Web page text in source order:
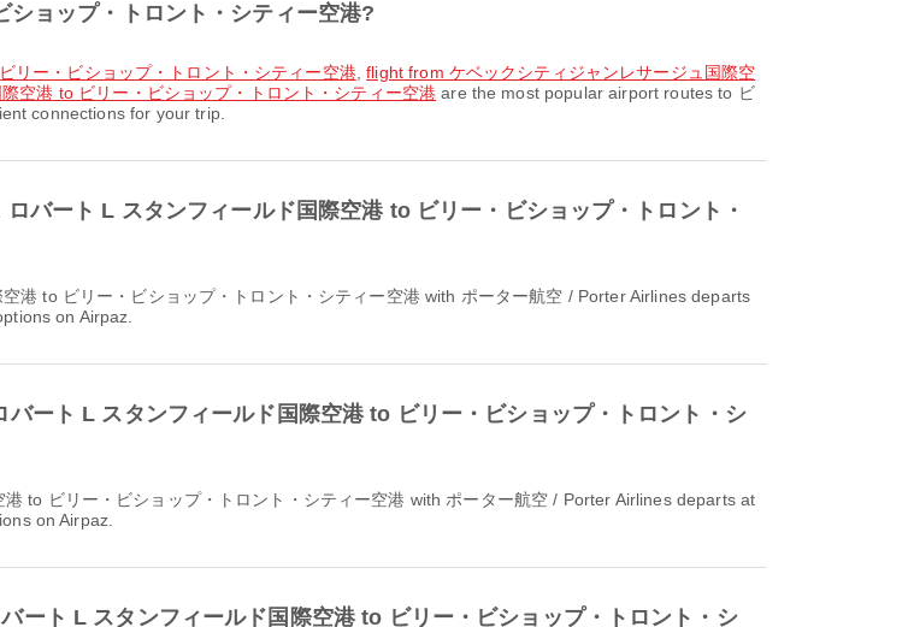
ョップ・トロント・シティー空港?
リー・ビショップ・トロント・シティー空港,flight from ケベックシティジャンレサージュ国際空
空港 to ビリー・ビショップ・トロント・シティー空港 are the most popular airport routes to ビ
connections for your trip.
ート L スタンフィールド国際空港 to ビリー・ビショップ・トロント・
on Airpaz.
ト L スタンフィールド国際空港 to ビリー・ビショップ・トロント・シ
on Airpaz.
ト L スタンフィールド国際空港 to ビリー・ビショップ・トロント・シ